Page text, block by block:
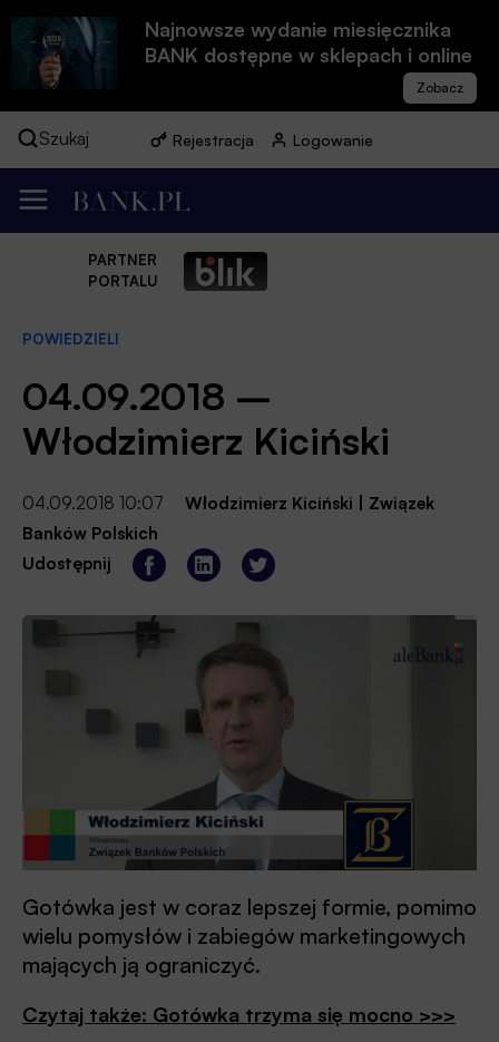
Najnowsze wydanie miesięcznika
BANK dostępne w sklepach i online
Szukaj Rejestracja Logowanie
PARTNER
PORTALU
POWIEDZIELI
04.09.2018 –
Włodzimierz Kiciński
04.09.2018 10:07 Włodzimierz Kiciński
Związek
Banków Polskich
Udostępnij
Gotówka jest w coraz lepszej formie, pomimo
wielu pomysłów i zabiegów marketingowych
mających ją ograniczyć.
Czytaj także: Gotówka trzyma się mocno >>>